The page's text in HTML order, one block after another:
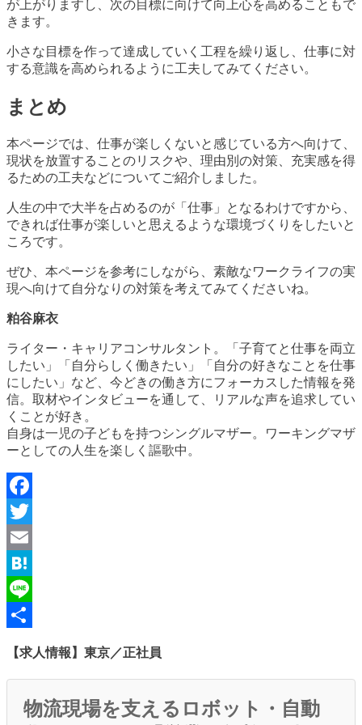
が上がりますし、次の目標に向けて向上心を高めることもで
きます。
小さな目標を作って達成していく工程を繰り返し、仕事に対
する意識を高められるように工夫してみてください。
まとめ
本ページでは、仕事が楽しくないと感じている方へ向けて、
現状を放置することのリスクや、理由別の対策、充実感を得
るための工夫などについてご紹介しました。
人生の中で大半を占めるのが「仕事」となるわけですから、
できれば仕事が楽しいと思えるような環境づくりをしたいと
ころです。
ぜひ、本ページを参考にしながら、素敵なワークライフの実
現へ向けて自分なりの対策を考えてみてくださいね。
粕谷麻衣
ライター・キャリアコンサルタント。「子育てと仕事を両立
したい」「自分らしく働きたい」「自分の好きなことを仕事
にしたい」など、今どきの働き方にフォーカスした情報を発
信。取材やインタビューを通して、リアルな声を追求してい
くことが好き。
自身は一児の子どもを持つシングルマザー。ワーキングマザ
ーとしての人生を楽しく謳歌中。
Facebook
Twitter
Email
Hatena
Line
【求人情報】東京／正社員
物流現場を支えるロボット・自動